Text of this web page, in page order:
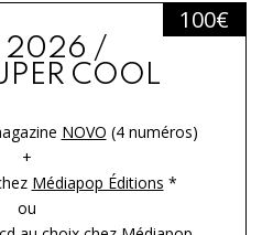
2026 /
COOL
100€
NOVO (4 numéros)
+
Médiapop Éditions *
ou